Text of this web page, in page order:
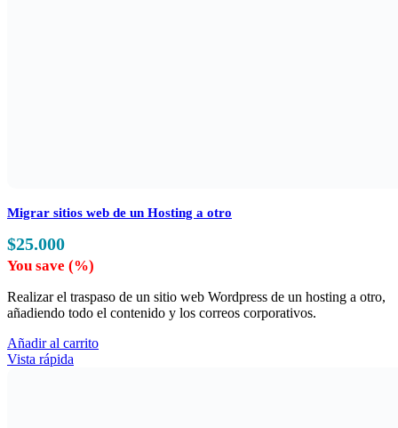
Migrar sitios web de un Hosting a otro
$25.000
You save (%)
Realizar el traspaso de un sitio web Wordpress de un hosting a otro,
añadiendo todo el contenido y los correos corporativos.
Añadir al carrito
Vista rápida